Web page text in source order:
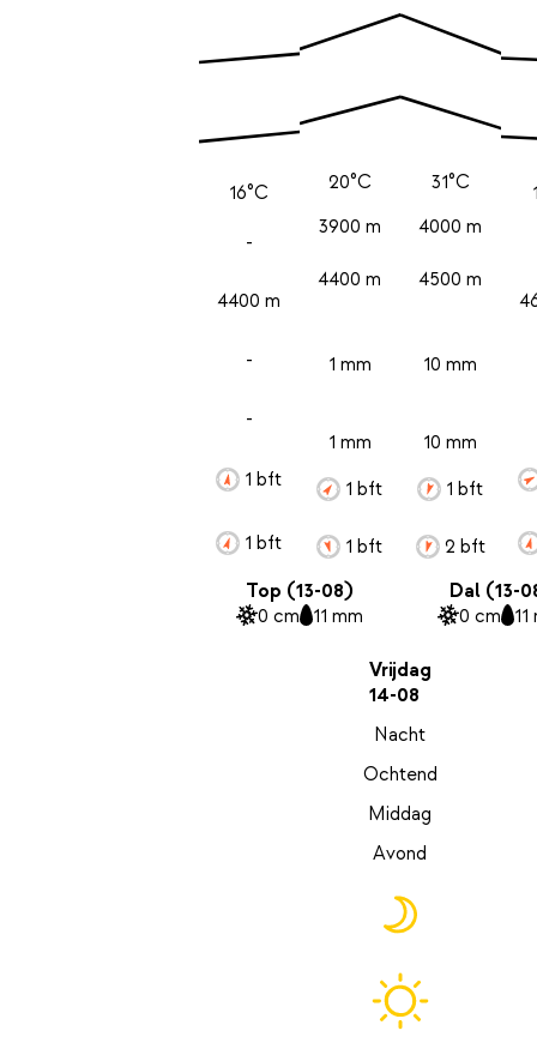
16°C
-
4400 m
-
-
1 bft
1 bft
20°C
3900 m
4400 m
1 mm
1 mm
1 bft
1 bft
31°C
4000 m
4500 m
10 mm
10 mm
1 bft
2 bft
Top (13-08)
0 cm 11 mm
Dal (13-
0 cm 11
Vrijdag
14-08
Nacht
Ochtend
Middag
Avond